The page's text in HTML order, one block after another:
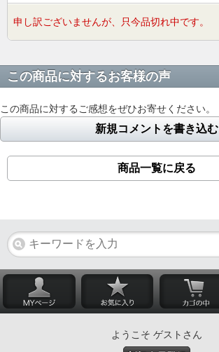
申し訳ございませんが、只今品切れ中です。
この商品に対するお客様の声
この商品に対するご感想をぜひお寄せください。
新規コメントを書き込む
商品一覧に戻る
ようこそ ゲストさん